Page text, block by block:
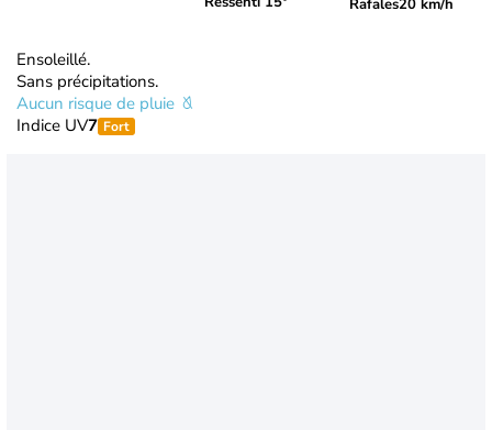
Rafales20 km/h
Ensoleillé.
Sans précipitations.
Aucun risque de pluie
Indice UV7 Fort